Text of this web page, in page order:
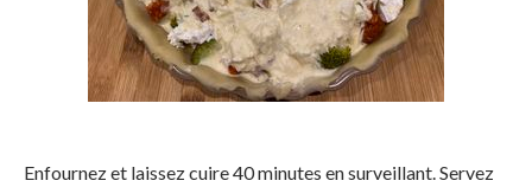
Enfournez et laissez cuire 40 minutes en surveillant. Servez